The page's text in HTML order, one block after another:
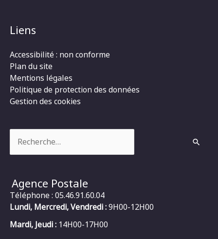
Liens
Accessibilité : non conforme
Plan du site
Mentions légales
Politique de protection des données
Gestion des cookies
Agence Postale
Téléphone : 05.46.91.60.04
Lundi, Mercredi, Vendredi :9H00-12H00
Mardi, Jeudi : 14H00-17H00